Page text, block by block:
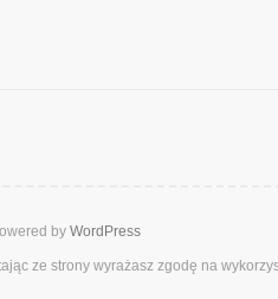
by WordPress
ze strony wyrażasz zgodę na